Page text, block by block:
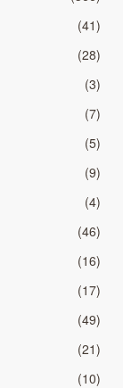
(41)
(28)
(3)
(7)
(5)
(9)
(4)
(46)
(16)
(17)
(49)
(21)
(10)